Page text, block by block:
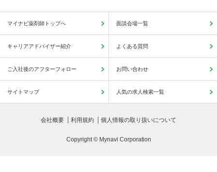
マイナビ薬剤師トップへ 面談会場一覧
キャリアアドバイザー紹介 よくある質問
ご入社後のアフターフォロー お問い合わせ
サイトマップ 人気の求人検索一覧
会社概要 利用規約 個人情報の取り扱いについて
Copyright © Mynavi Corporation